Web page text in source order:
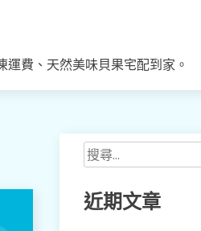
費、天然美味貝果宅配到家。
搜
尋
關
鍵
近期文章